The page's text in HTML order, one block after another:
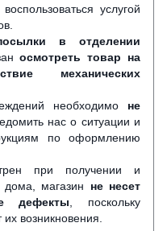
услугой
в отделении
осмотреть товар на
механических
необходимо не
нас о ситуации и
по оформлению
при получении и
магазин не несет
дефекты , поскольку
возникновения.